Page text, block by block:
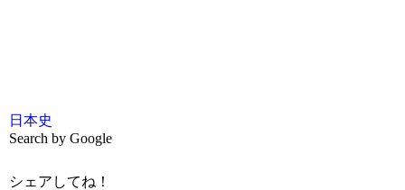
日本史
Search by Google
シェアしてね！